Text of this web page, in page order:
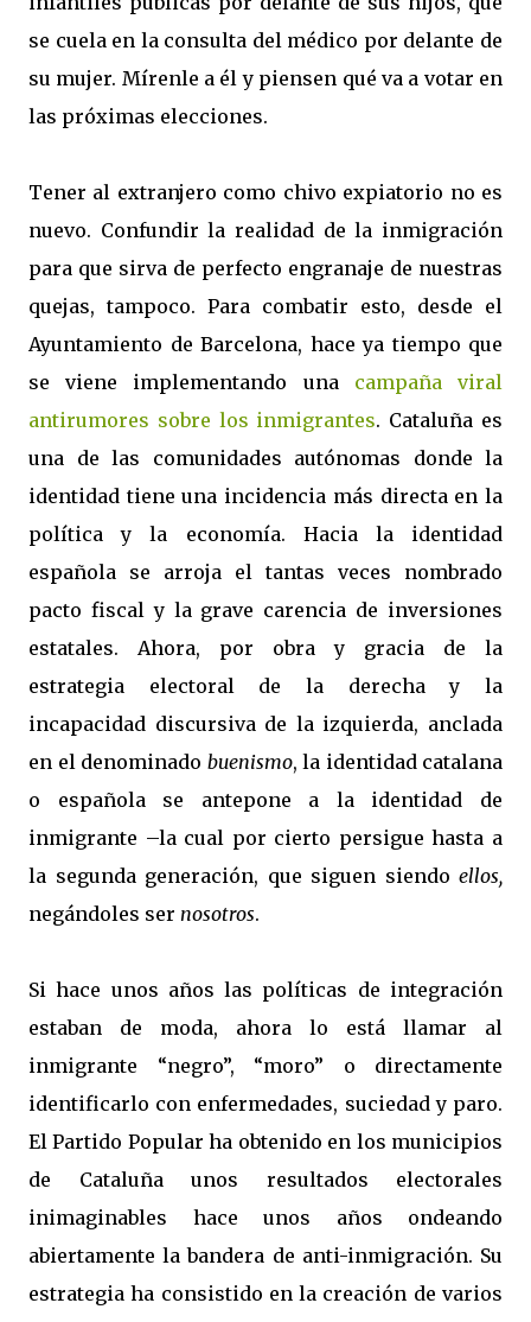
se cuela en la consulta del médico por delante de
su mujer. Mírenle a él y piensen qué va a votar en
las próximas elecciones.
Tener al extranjero como chivo expiatorio no es
nuevo. Confundir la realidad de la inmigración
para que sirva de perfecto engranaje de nuestras
quejas, tampoco. Para combatir esto, desde el
Ayuntamiento de Barcelona, hace ya tiempo que
se viene implementando una campaña viral
antirumores sobre los inmigrantes. Cataluña es
una de las comunidades autónomas donde la
identidad tiene una incidencia más directa en la
política y la economía. Hacia la identidad
española se arroja el tantas veces nombrado
pacto fiscal y la grave carencia de inversiones
estatales. Ahora, por obra y gracia de la
estrategia electoral de la derecha y la
incapacidad discursiva de la izquierda, anclada
en el denominado buenismo, la identidad catalana
o española se antepone a la identidad de
inmigrante –la cual por cierto persigue hasta a
la segunda generación, que siguen siendo ellos,
negándoles ser nosotros.
Si hace unos años las políticas de integración
estaban de moda, ahora lo está llamar al
inmigrante “negro”, “moro” o directamente
identificarlo con enfermedades, suciedad y paro.
El Partido Popular ha obtenido en los municipios
de Cataluña unos resultados electorales
inimaginables hace unos años ondeando
abiertamente la bandera de anti-inmigración. Su
estrategia ha consistido en la creación de varios